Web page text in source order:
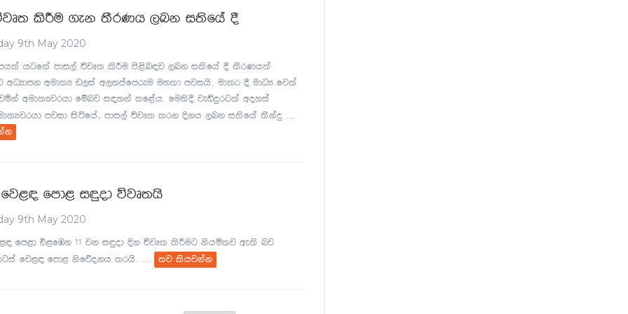
lsÍu .ek ;SrKh ,nk i;sfha §
9th May 2020
hgf;a mdi,a újD; lsÍu ms<sn|j ,nk i;sfha § ;SrKhla
wud;H v,ia w,ymafmreu uy;d mjihs' ud;r § udOH fj;a
wud;Hjrhd fïnj i|yka lf<ah' fuys§ jeäÿrg;a woyia
mjid isáfha" mdi,a újD; lrk Èkh ,nk i;sfha ;Skaÿ
fmd< i÷od újD;hs
9th May 2020
fm<d t<fUk 11 jk i÷od Èk újD; lsÍug kshñ;j we;s nj
fj<| fmd< ksfõokh lrhs'
;j lshjkak